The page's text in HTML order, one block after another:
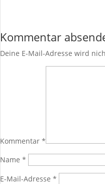
Kommentar
Deine E-Mail-Adresse wird
Kommentar*
Name*
E-Mail-Adresse*